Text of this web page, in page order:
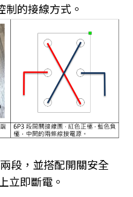
制的接線方式。
段，並搭配開關安全
立即斷電。